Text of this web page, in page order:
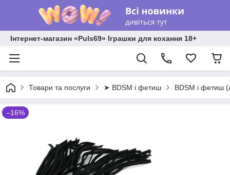
Інтернет-магазин «Puls69» Іграшки для кохання 18+
Товари та послуги ➤ BDSM і фетиш BDSM і фетиш
–16%